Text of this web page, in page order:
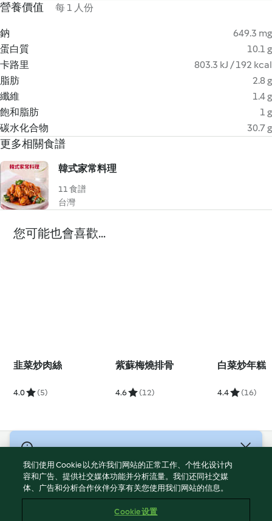
營養價值 每 1 人份
鈉
649.3 mg
蛋白質
10.1 g
卡路里
803.3 kJ / 192 kcal
脂肪
2.8 g
纖維
1.4 g
飽和脂肪
1 g
碳水化合物
30.7 g
更多相關食譜
韓式家常料理
11 食譜
台灣
您可能也會喜歡...
韭菜炒肉絲
4.0 (5)
紫蘇梅燒排骨
4.6 (12)
白菜炒年糕
4.4 (16)
服務條款
隱私權政策
我们使用 Cookie 以允许我们网站的正常工作、个性化设计内
容和广告、提供社交媒体功能并分析流量。我们还同社交媒
体、广告和分析合作伙伴分享有关您使用我们网站的信息。
Cookie 设置